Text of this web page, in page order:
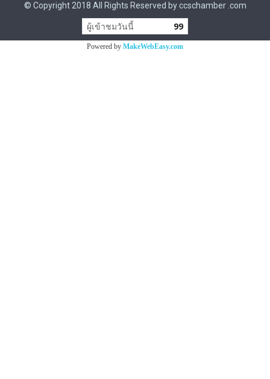
© Copyright 2018 All Rights Reserved by ccschamber .com
ผู้เข้าชมวันนี้ 99
Powered by MakeWebEasy.com